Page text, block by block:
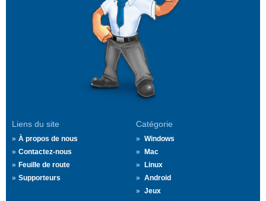
Liens du site
À propos de nous
Contactez-nous
Feuille de route
Supporteurs
Catégorie
Windows
Mac
Linux
Android
Jeux